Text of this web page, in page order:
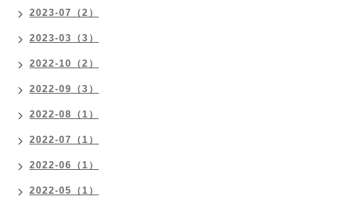
2023-07（2）
2023-03（3）
2022-10（2）
2022-09（3）
2022-08（1）
2022-07（1）
2022-06（1）
2022-05（1）